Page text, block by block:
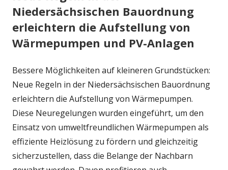
Niedersächsischen Bauordnung
erleichtern die Aufstellung von
Wärmepumpen und PV-Anlagen
Bessere Möglichkeiten auf kleineren Grundstücken:
Neue Regeln in der Niedersächsischen Bauordnung
erleichtern die Aufstellung von Wärmepumpen.
Diese Neuregelungen wurden eingeführt, um den
Einsatz von umweltfreundlichen Wärmepumpen als
effiziente Heizlösung zu fördern und gleichzeitig
sicherzustellen, dass die Belange der Nachbarn